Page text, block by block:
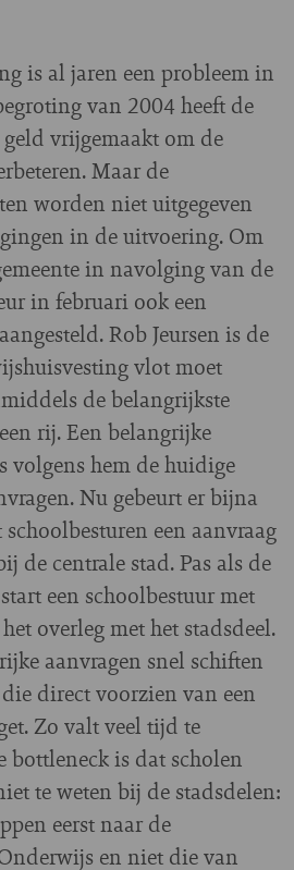
is al jaren een probleem in
van 2004 heeft de
geld vrijgemaakt om de
Maar de
worden niet uitgegeven
in de uitvoering. Om
in navolging van de
in februari ook een
Rob Jeursen is de
vlot moet
de belangrijkste
rij. Een belangrijke
volgens hem de huidige
Nu gebeurt er bijna
een aanvraag
de centrale stad. Pas als de
een schoolbestuur met
overleg met het stadsdeel.
aanvragen snel schiften
direct voorzien van een
Zo valt veel tijd te
bottleneck is dat scholen
te weten bij de stadsdelen:
eerst naar de
en niet die van